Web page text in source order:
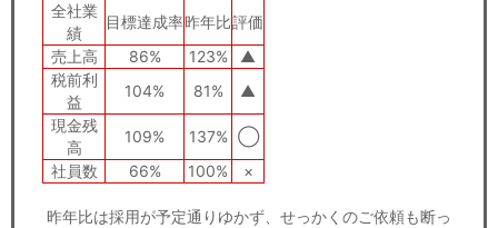
全社業
績
目標達成率昨年比評価
売上高
86% 123%
▲
税前利
益
104% 81%
▲
現金残
高
109% 137% ◯
社員数
66% 100% ×
昨年比は採用が予定通りゆかず、せっかくのご依頼も断っ